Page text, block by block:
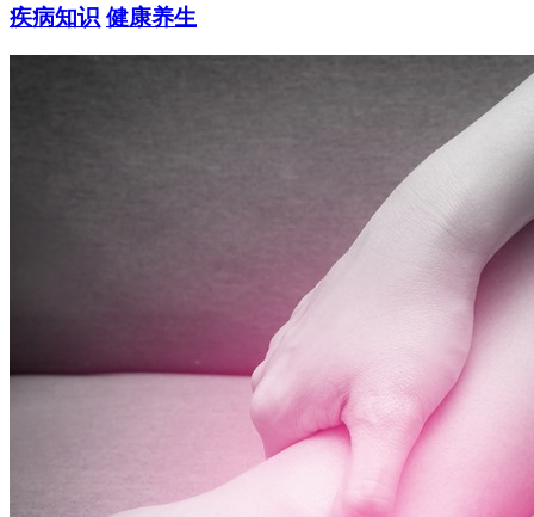
疾病知识 健康养生